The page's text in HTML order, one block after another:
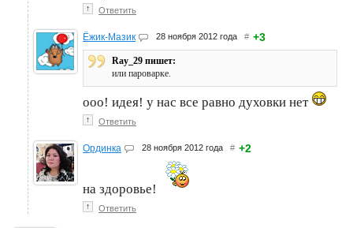
↑ Ответить
Ёжик-Мазик 28 ноября 2012 года # +3
Ray_29 пишет:
или пароварке.
ооо! идея! у нас все равно духовки нет
↑ Ответить
Ординка 28 ноября 2012 года # +2
на здоровье!
↑ Ответить